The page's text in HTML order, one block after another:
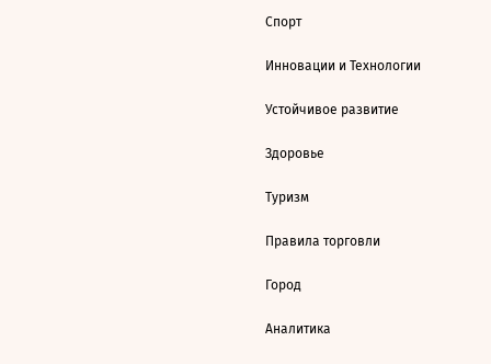
Спорт
Инновации и Технологии
Устойчивое развитие
Здоровье
Туризм
Правила торговли
Город
Аналитика